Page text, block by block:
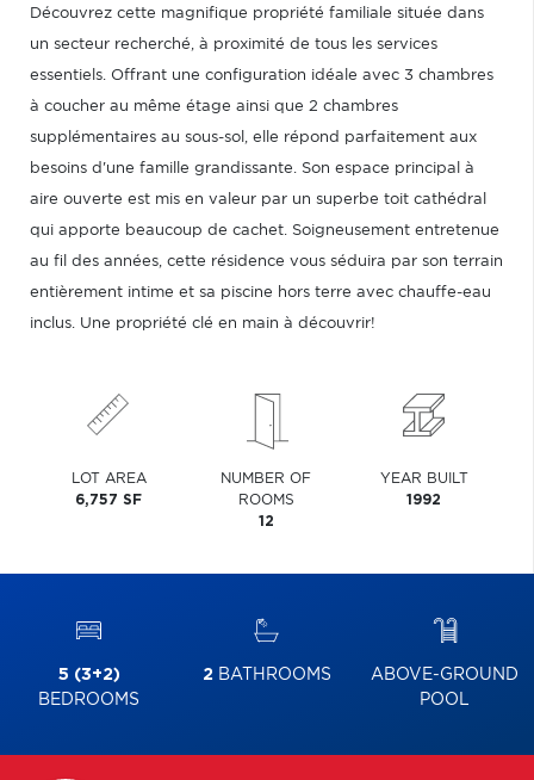
Découvrez cette magnifique propriété familiale située dans
un secteur recherché, à proximité de tous les services
essentiels. Offrant une configuration idéale avec 3 chambres
à coucher au même étage ainsi que 2 chambres
supplémentaires au sous-sol, elle répond parfaitement aux
besoins d'une famille grandissante. Son espace principal à
aire ouverte est mis en valeur par un superbe toit cathédral
qui apporte beaucoup de cachet. Soigneusement entretenue
au fil des années, cette résidence vous séduira par son terrain
entièrement intime et sa piscine hors terre avec chauffe-eau
inclus. Une propriété clé en main à découvrir!
LOT AREA
6,757 SF
NUMBER OF
ROOMS
12
YEAR BUILT
1992
5 (3+2)
BEDROOMS
2BATHROOMS
ABOVE-GROUND
POOL